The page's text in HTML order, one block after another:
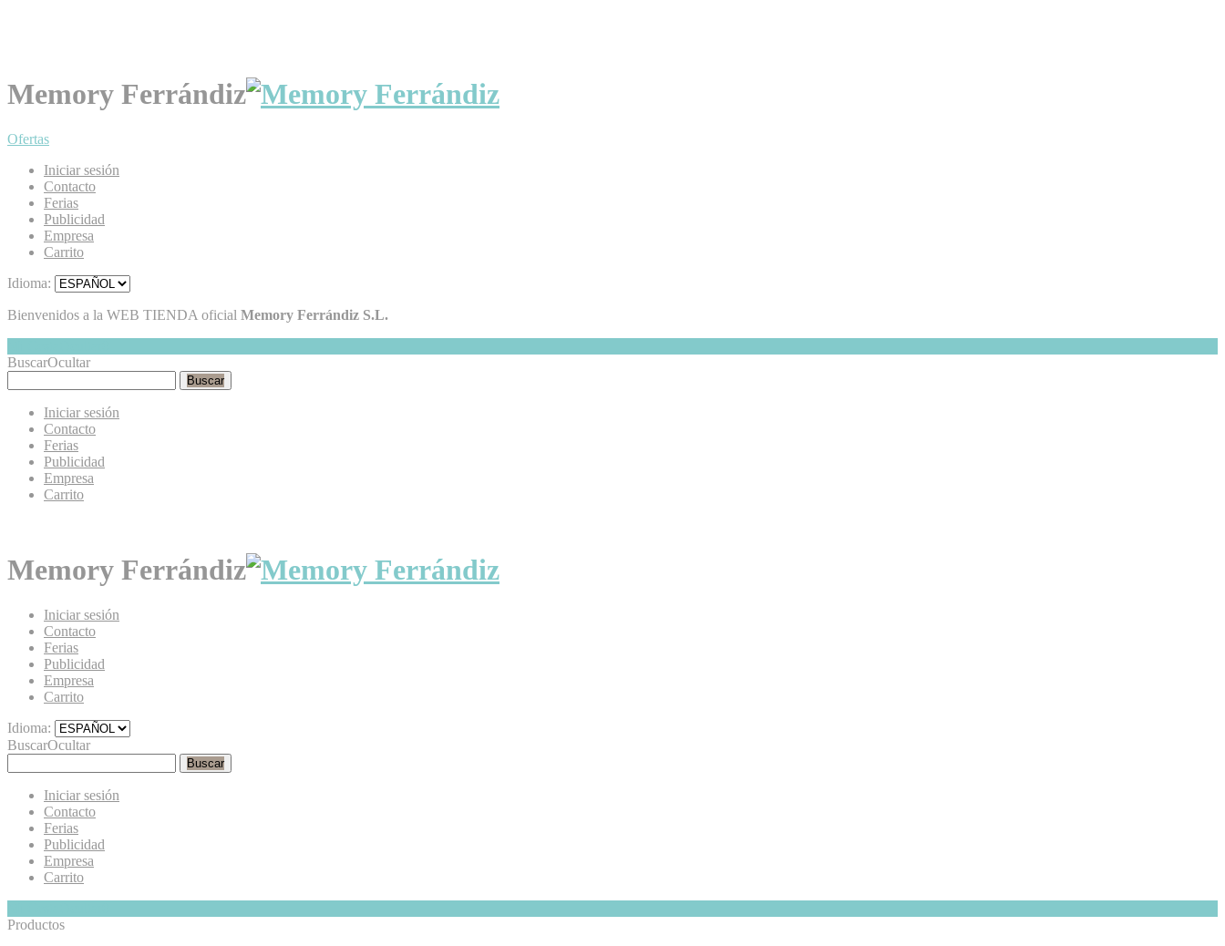
Memory Ferrándiz
Ofertas
Iniciar sesión
Contacto
Ferias
Publicidad
Empresa
Carrito
Idioma:
Bienvenidos a la WEB TIENDA oficial Memory Ferrándiz S.L.
BuscarOcultar
Buscar
Iniciar sesión
Contacto
Ferias
Publicidad
Empresa
Carrito
Memory Ferrándiz
Iniciar sesión
Contacto
Ferias
Publicidad
Empresa
Carrito
Idioma:
BuscarOcultar
Buscar
Iniciar sesión
Contacto
Ferias
Publicidad
Empresa
Carrito
Productos